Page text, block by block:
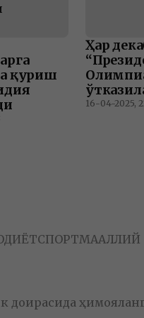
қуриш
Ҳар
16-04-2025,
СПОРТМАҲАЛЛИЙ
доирасида